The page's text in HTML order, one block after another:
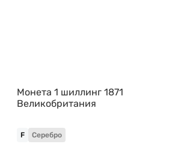
Монета 1 шиллинг 1871
Великобритания
F Серебро